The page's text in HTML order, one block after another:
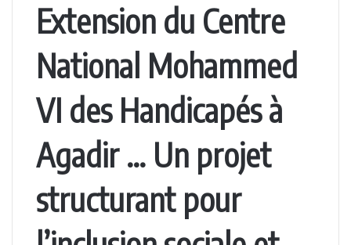
Extension du Centre
National Mohammed
VI des Handicapés à
Agadir … Un projet
structurant pour